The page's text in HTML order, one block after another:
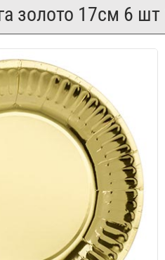
золото 17см 6 шт